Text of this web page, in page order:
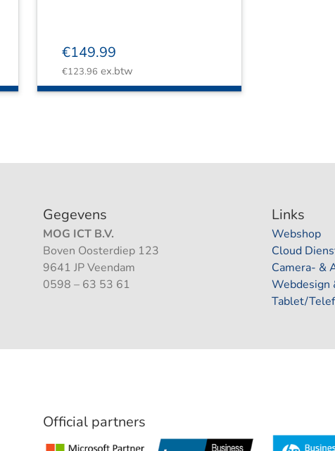
€149.99
€123.96 ex.btw
Gegevens
MOG ICT B.V.
Boven Oosterdiep 123
9641 JP Veendam
0598 – 63 53 61
Links
Webshop
Cloud
Camera- &
Webdesign
Tablet/
Official partners